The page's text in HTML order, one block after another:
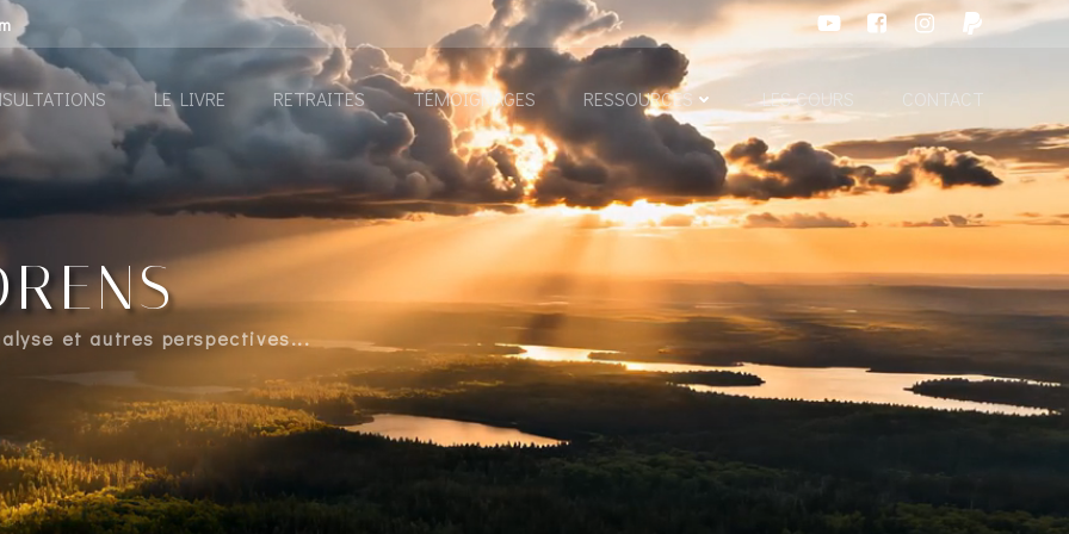
LE LIVRE RETRAITES TÉMOIGNAGES RESSOURCES LES COURS CONTACT
et autres perspectives...